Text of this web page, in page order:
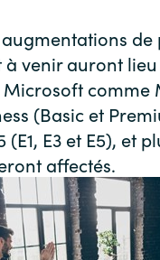
Denmark
Estonia
Finland
France
Germany
de
venir auront lieu
Microsoft comme
(Basic et
(E1, E3 et E5), et
affectés.